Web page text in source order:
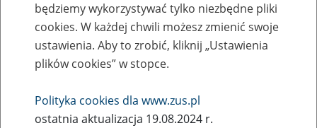
Szkolenie online - Świadczenie
uzupełniające dla osób niezdolnych do
samodzielnej egzystencji
Rodzaj wydarzenia
będziemy wykorzystywać tylko niezbędne pliki
cookies. W każdej chwili możesz zmienić swoje
ustawienia. Aby to zrobić, kliknij „Ustawienia
plików cookies” w stopce.
Polityka cookies dla www.zus.pl
ostatnia aktualizacja 19.08.2024 r.